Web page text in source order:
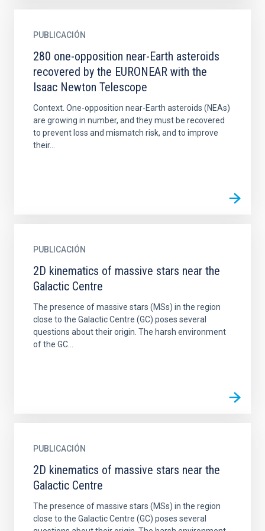
PUBLICACIÓN
280 one-opposition near-Earth asteroids
recovered by the EURONEAR with the
Isaac Newton Telescope
Context. One-opposition near-Earth asteroids (NEAs)
are growing in number, and they must be recovered
to prevent loss and mismatch risk, and to improve
their...
PUBLICACIÓN
2D kinematics of massive stars near the
Galactic Centre
The presence of massive stars (MSs) in the region
close to the Galactic Centre (GC) poses several
questions about their origin. The harsh environment
of the GC...
PUBLICACIÓN
2D kinematics of massive stars near the
Galactic Centre
The presence of massive stars (MSs) in the region
close to the Galactic Centre (GC) poses several